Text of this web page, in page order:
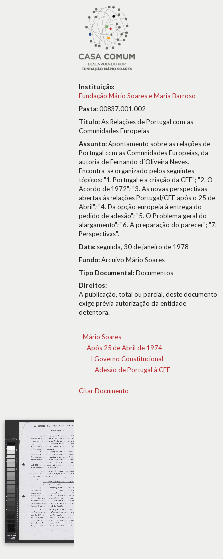
Instituição:
Fundação Mário Soares e Maria Barroso
Pasta:00837.001.002
Título:As Relações de Portugal com as
Comunidades Europeias
Assunto:Apontamento sobre as relações de
Portugal com as Comunidades Europeias, da
autoria de Fernando d´Oliveira Neves.
Encontra-se organizado pelos seguintes
tópicos: "1. Portugal e a criação da CEE"; "2. O
Acordo de 1972"; "3. As novas perspectivas
abertas às relações Portugal/CEE após o 25 de
Abril"; "4. Da opção europeia à entrega do
pedido de adesão"; "5. O Problema geral do
alargamento"; "6. A preparação do parecer"; "7.
Perspectivas".
Data: segunda, 30 de janeiro de 1978
Fundo:Arquivo Mário Soares
Tipo Documental:Documentos
Direitos:
A publicação, total ou parcial, deste documento
exige prévia autorização da entidade
detentora.
Mário Soares
Após 25 de Abril de 1974
I Governo Constitucional
Adesão de Portugal à CEE
Citar Documento